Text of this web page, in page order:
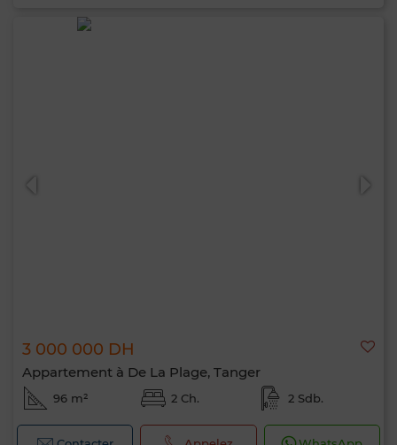
3 000 000 DH
Appartement à De La Plage, Tanger
96 m² 2 Ch. 2 Sdb.